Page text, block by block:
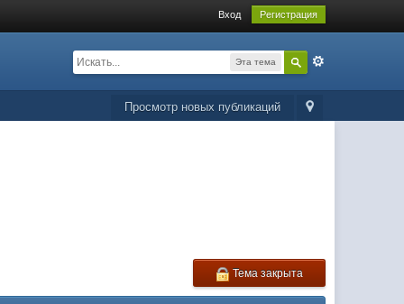
Вход Регистрация
Эта тема
Просмотр новых публикаций
Тема закрыта